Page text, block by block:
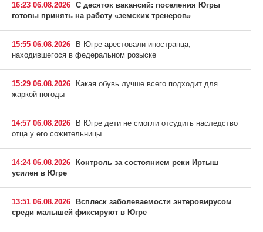
16:23 06.08.2026 С десяток вакансий: поселения Югры
готовы принять на работу «земских тренеров»
15:55 06.08.2026
В Югре арестовали иностранца,
находившегося в федеральном розыске
15:29 06.08.2026
Какая обувь лучше всего подходит для
жаркой погоды
14:57 06.08.2026
В Югре дети не смогли отсудить наследство
отца у его сожительницы
14:24 06.08.2026
Контроль за состоянием реки Иртыш
усилен в Югре
13:51 06.08.2026
Всплеск заболеваемости энтеровирусом
среди малышей фиксируют в Югре